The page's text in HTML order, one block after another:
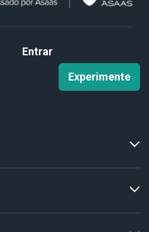
Entrar
Experimente